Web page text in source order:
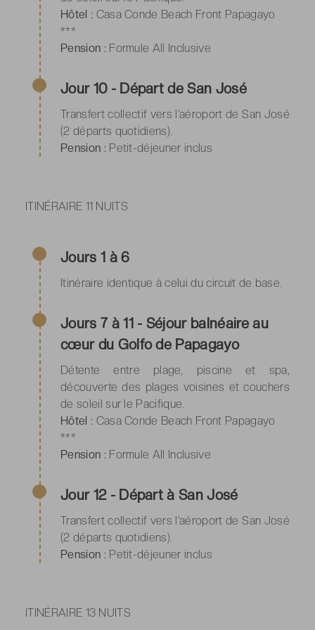
Hôtel : Casa Conde Beach Front Papagayo
***
Pension : Formule All Inclusive
Jour 10 - Départ de San José
Transfert collectif vers l’aéroport de San José
(2 départs quotidiens).
Pension : Petit-déjeuner inclus
ITINÉRAIRE 11 NUITS
Jours 1 à 6
Itinéraire identique à celui du circuit de base.
Jours 7 à 11 - Séjour balnéaire au
cœur du Golfo de Papagayo
Détente entre plage, piscine et spa,
découverte des plages voisines et couchers
de soleil sur le Pacifique.
Hôtel : Casa Conde Beach Front Papagayo
***
Pension : Formule All Inclusive
Jour 12 - Départ à San José
Transfert collectif vers l’aéroport de San José
(2 départs quotidiens).
Pension : Petit-déjeuner inclus
ITINÉRAIRE 13 NUITS